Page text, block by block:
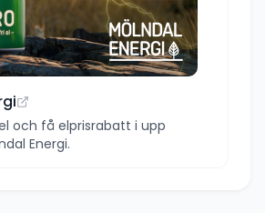
och få elprisrabatt i upp
Energi.